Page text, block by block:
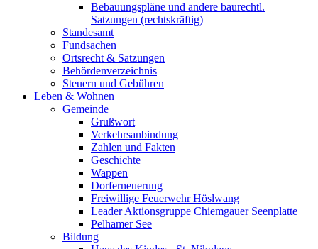
Bebauungspläne und andere baurechtl.
Satzungen (rechtskräftig)
Standesamt
Fundsachen
Ortsrecht & Satzungen
Behördenverzeichnis
Steuern und Gebühren
Leben & Wohnen
Gemeinde
Grußwort
Verkehrsanbindung
Zahlen und Fakten
Geschichte
Wappen
Dorferneuerung
Freiwillige Feuerwehr Höslwang
Leader Aktionsgruppe Chiemgauer Seenplatte
Pelhamer See
Bildung